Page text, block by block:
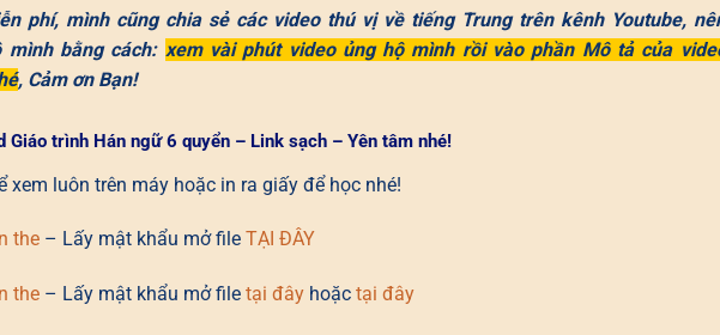
phí, mình cũng chia sẻ các video thú vị về tiếng Trung trên kênh Youtube,
mình bằng cách: xem vài phút video ủng hộ mình rồi vào phần Mô tả của
, Cảm ơn Bạn!
Giáo trình Hán ngữ 6 quyển – Link sạch – Yên tâm nhé!
xem luôn trên máy hoặc in ra giấy để học nhé!
the – Lấy mật khẩu mở file TẠI ĐÂY
the – Lấy mật khẩu mở file tại đây hoặc tại đây